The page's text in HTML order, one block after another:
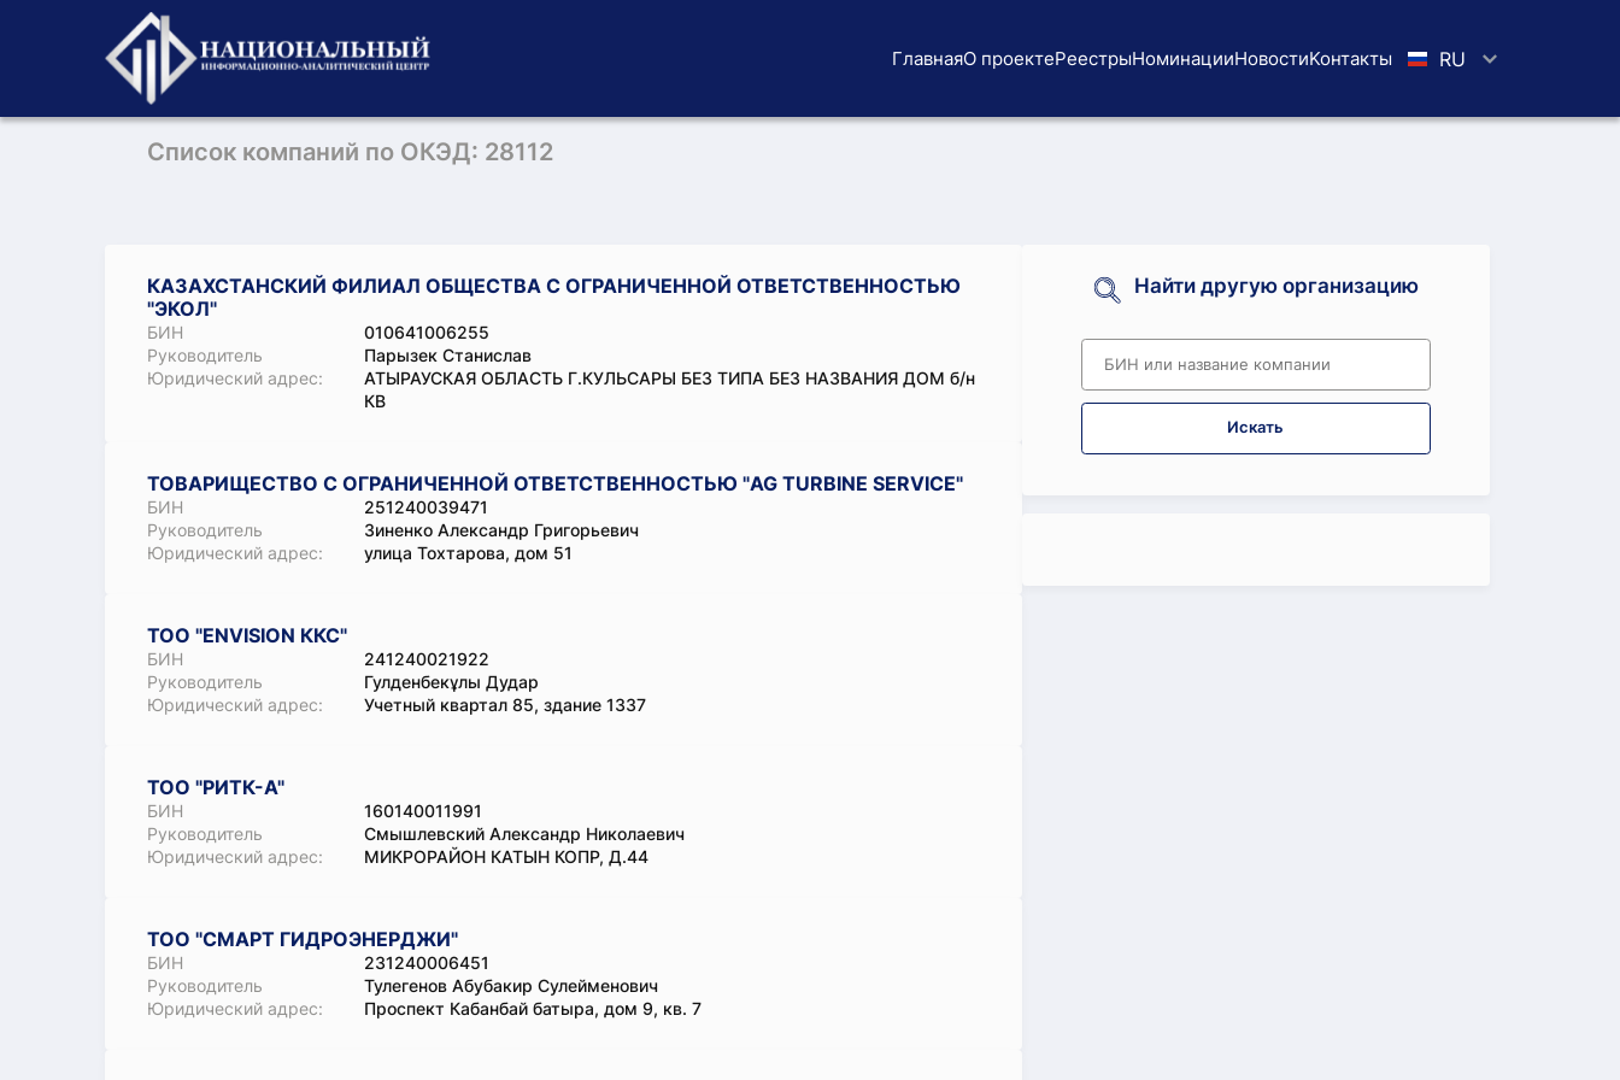
ГлавнаяО проектеРеестрыНоминацииНовостиKoнтaкты RU
Список компаний по ОКЭД: 28112
КАЗАХСТАНСКИЙ ФИЛИАЛ ОБЩЕСТВА С ОГРАНИЧЕННОЙ ОТВЕТСТВЕННОСТЬЮ
"ЭКОЛ"
БИН
010641006255
Руководитель
Парызек Станислав
Юридический адрес:
АТЫРАУСКАЯ ОБЛАСТЬ Г.КУЛЬСАРЫ БЕЗ ТИПА БЕЗ НАЗВАНИЯ ДОМ б/н
КВ
ТОВАРИЩЕСТВО С ОГРАНИЧЕННОЙ ОТВЕТСТВЕННОСТЬЮ "AG TURBINE SERVICE"
БИН
251240039471
Руководитель
Зиненко Александр Григорьевич
Юридический адрес:
улица Тохтарова, дом 51
ТОО "ENVISION ККС"
БИН
241240021922
Руководитель
Гулденбекұлы Дудар
Юридический адрес:
Учетный квартал 85, здание 1337
ТОО "РИТК-А"
БИН
160140011991
Руководитель
Смышлевский Александр Николаевич
Юридический адрес:
МИКРОРАЙОН КАТЫН КОПР, Д.44
ТОО "СМАРТ ГИДРОЭНЕРДЖИ"
БИН
231240006451
Руководитель
Тулегенов Абубакир Сулейменович
Юридический адрес:
Проспект Кабанбай батыра, дом 9, кв. 7
Найти другую организацию
Искать